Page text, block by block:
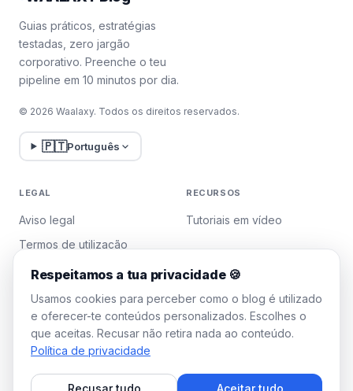
Guias práticos, estratégias
testadas, zero jargão
corporativo. Preenche o teu
pipeline em 10 minutos por dia.
© 2026 Waalaxy. Todos os direitos reservados.
🇵🇹Português
LEGAL
Aviso legal
Termos de utilização
Política de privacidade
Gerir cookies
RECURSOS
Tutoriais em vídeo
WAALAXY
Respeitamos a tua privacidade 🍪
Usamos cookies para perceber como o blog é utilizado
e oferecer-te conteúdos personalizados. Escolhes o
que aceitas. Recusar não retira nada ao conteúdo.
Política de privacidade
Recusar tudo Aceitar tudo